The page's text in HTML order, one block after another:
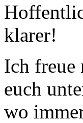
klarer!
Ich freue
euch
wo